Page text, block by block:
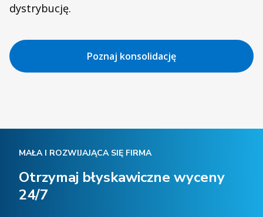
dystrybucję.
Poznaj konsolidację
MAŁA I ROZWIJAJĄCA SIĘ FIRMA
Otrzymaj błyskawiczne wyceny
24/7